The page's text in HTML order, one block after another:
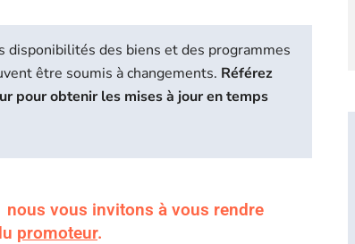
des biens et des programmes
être soumis à changements. Référez
pour obtenir les mises à jour en temps
nous vous invitons à vous rendre
promoteur.